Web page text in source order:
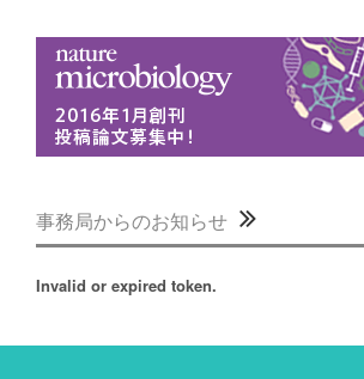
事務局からのお知らせ
Invalid or expired token.